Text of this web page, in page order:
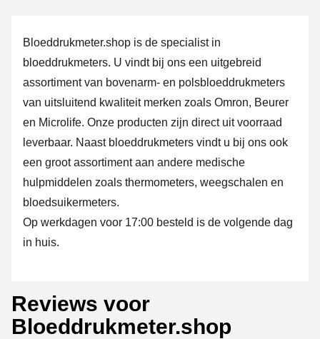
Bloeddrukmeter.shop is de specialist in
bloeddrukmeters. U vindt bij ons een uitgebreid
assortiment van bovenarm- en polsbloeddrukmeters
van uitsluitend kwaliteit merken zoals Omron, Beurer
en Microlife. Onze producten zijn direct uit voorraad
leverbaar. Naast bloeddrukmeters vindt u bij ons ook
een groot assortiment aan andere medische
hulpmiddelen zoals thermometers, weegschalen en
bloedsuikermeters.
Op werkdagen voor 17:00 besteld is de volgende dag
in huis.
Reviews voor
Bloeddrukmeter.shop